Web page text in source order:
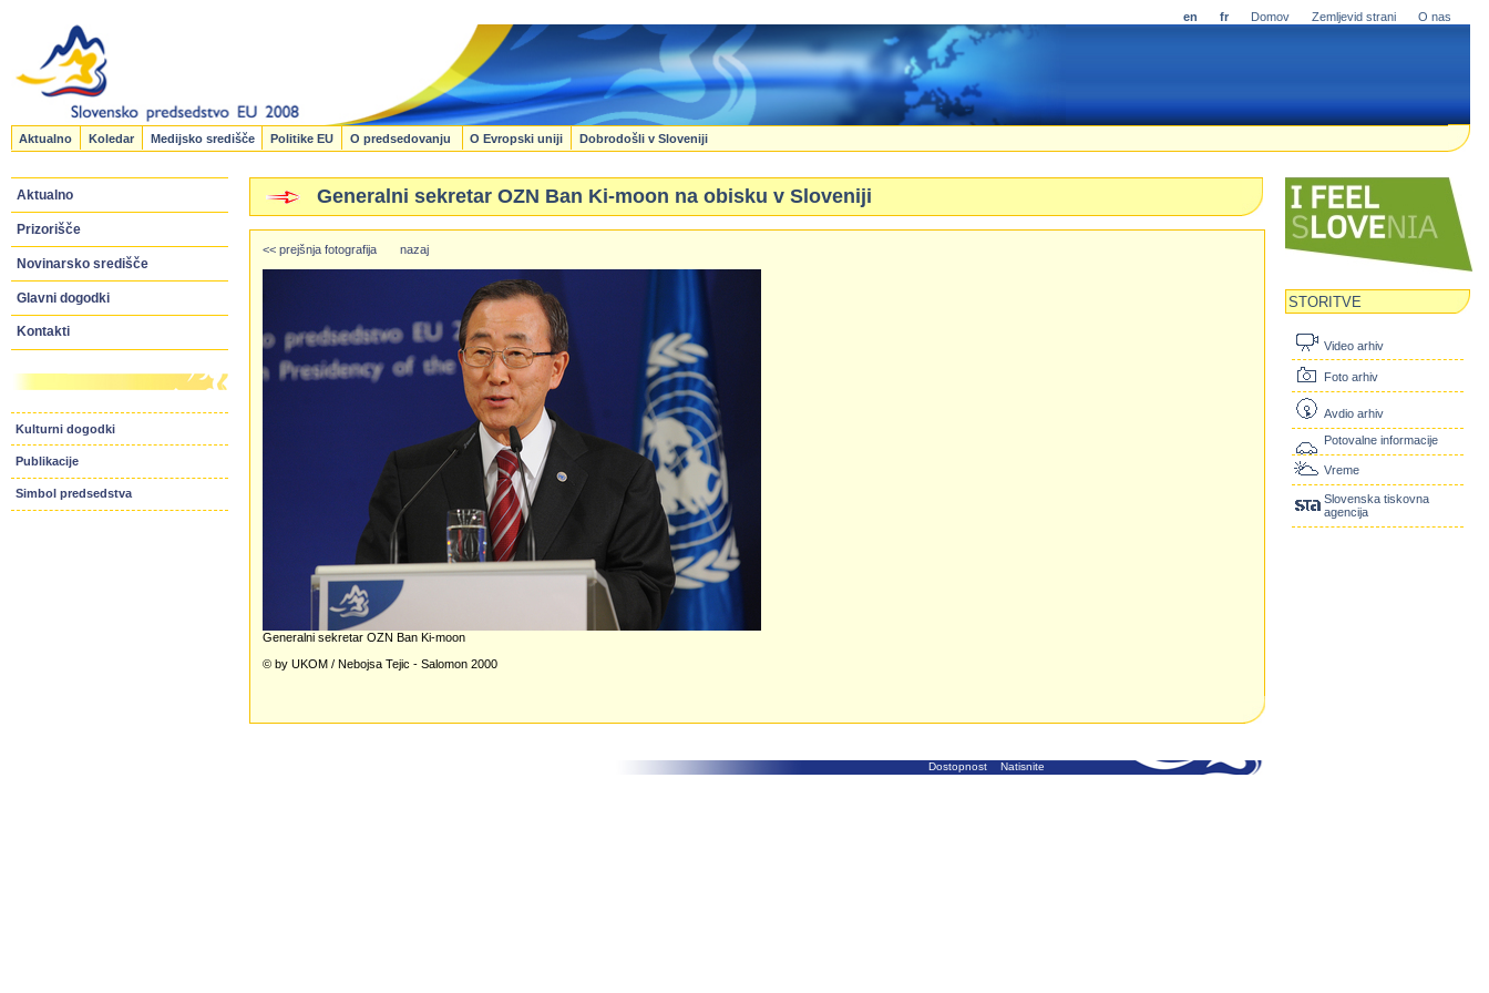
en fr Domov Zemljevid strani O nas
Aktualno Koledar Medijsko središče Politike EU O predsedovanju O Evropski uniji Dobrodošli v Sloveniji
Aktualno
Prizorišče
Novinarsko središče
Glavni dogodki
Kontakti
Kulturni dogodki
Publikacije
Simbol predsedstva
STORITVE
Video arhiv
Foto arhiv
Avdio arhiv
Potovalne informacije
Vreme
Slovenska tiskovna
agencija
Generalni sekretar OZN Ban Ki-moon na obisku v Sloveniji
<< prejšnja fotografija nazaj
Generalni sekretar OZN Ban Ki-moon
© by UKOM / Nebojsa Tejic - Salomon 2000
Dostopnost Natisnite